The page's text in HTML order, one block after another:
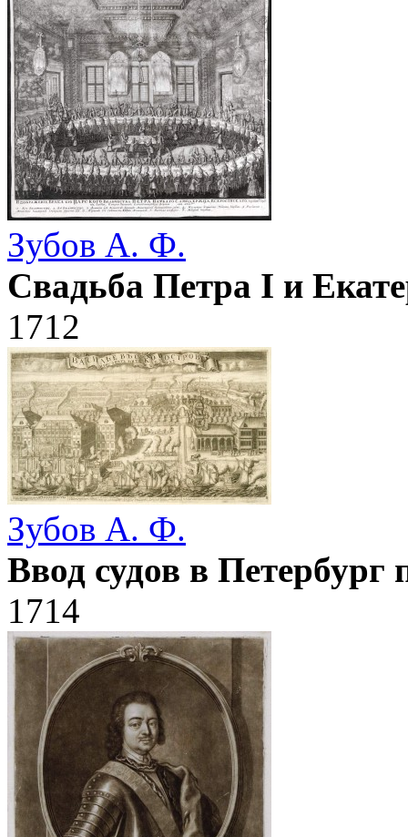
Зубов А. Ф.
Свадьба Петра I и
1712
Зубов А. Ф.
Ввод судов в Петербург
1714